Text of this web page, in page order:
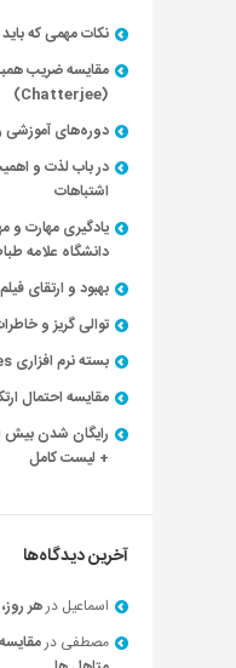
نکات مهمی که
مقایسه ضریب
(Chatterjee)
دوره‌های آموزشی
در باب لذت و
اشتباهات
یادگیری مهارت
دانشگاه علامه
بهبود و ارتقای
توالی گریز و
بسته نرم افزاری Primitives
مقایسه احتمال
+ لیست کامل
آخرین دیدگاه‌ها
اسماعیل درهر
مصطفی در